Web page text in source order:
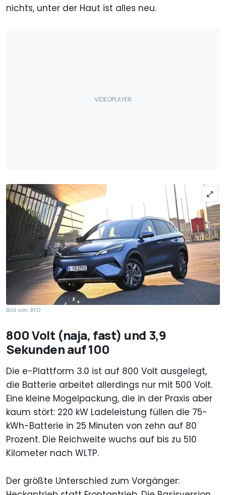
nichts, unter der Haut ist alles neu.
Bild von: BYD
800 Volt (naja, fast) und 3,9
Sekunden auf 100
Die e-Plattform 3.0 ist auf 800 Volt ausgelegt,
die Batterie arbeitet allerdings nur mit 500 Volt.
Eine kleine Mogelpackung, die in der Praxis aber
kaum stört: 220 kW Ladeleistung füllen die 75-
kWh-Batterie in 25 Minuten von zehn auf 80
Prozent. Die Reichweite wuchs auf bis zu 510
Kilometer nach WLTP.
Der größte Unterschied zum Vorgänger: